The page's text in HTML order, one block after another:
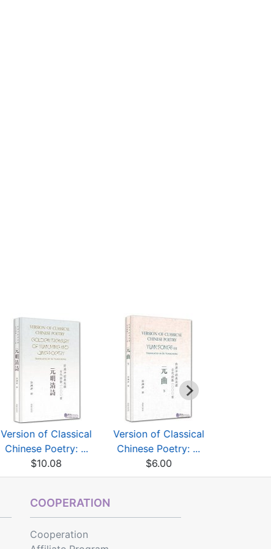
Version of Classical
Chinese Poetry: ...
$10.08
Version of Classical
Chinese Poetry: ...
$6.00
COOPERATION
Cooperation